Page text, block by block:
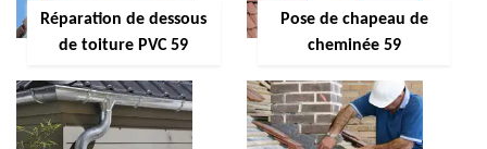
Réparation de dessous
de toiture PVC 59
Pose de chapeau de
cheminée 59